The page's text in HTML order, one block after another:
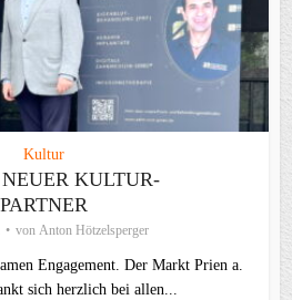
Kultur
KULTUR-
PARTNER
von Anton Hötzelsperger
Engagement. Der Markt Prien a.
sich herzlich bei allen...